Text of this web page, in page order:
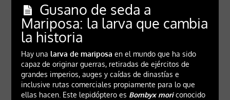
Gusano de seda a
Mariposa: la larva que cambia
la historia
Hay una larva de mariposa en el mundo que ha sido
capaz de originar guerras, retiradas de ejércitos de
grandes imperios, auges y caídas de dinastías e
inclusive rutas comerciales propiamente para lo que
ellas hacen. Este lepidóptero es Bombyx moriconocido